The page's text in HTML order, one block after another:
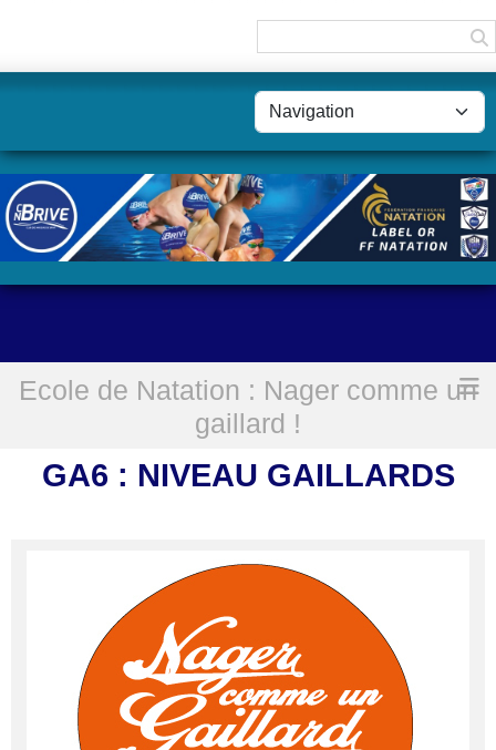
Ecole de Natation : Nager comme un
gaillard !
Accueil GA6 : Niveau Gaillards
GA6 : NIVEAU GAILLARDS